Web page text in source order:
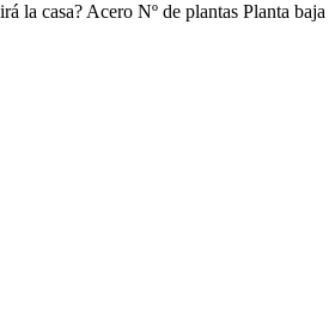
la casa? Acero Nº de plantas Planta baja